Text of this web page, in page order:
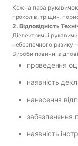
Кожна пара рукавичок
проколів, тріщин,
2. Відповідність
Діелектричні
небезпечного
Вироби повинні
проведення
наявність
нанесення
забезпечення
наявність